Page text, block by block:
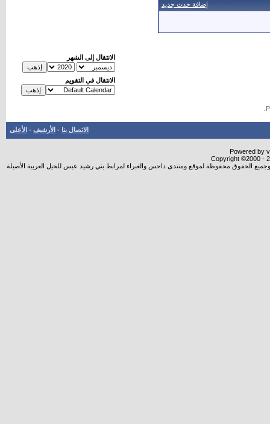
إضافة حدث جديد
الانتقال إلى الشهر
الانتقال في التقويم
الاتصال بنا - الأرشيف - الأعلى
Powered by
Copyright ©2000 -
الحقوق محفوظة لموقع ومنتدى داحس والغبراء لمرابط بني رشيد عبس للخيل العربية الأصيلة